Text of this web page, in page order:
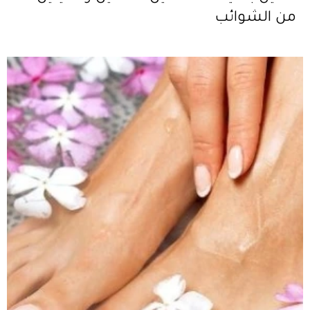
من الشوائب